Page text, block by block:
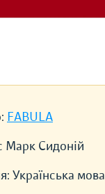
FABULA
Марк Сидоній
Українська мова